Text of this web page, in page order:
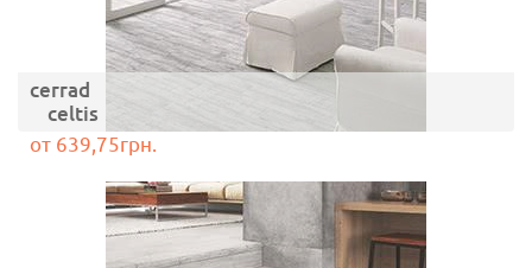
cerrad
celtis
от 639,75грн.